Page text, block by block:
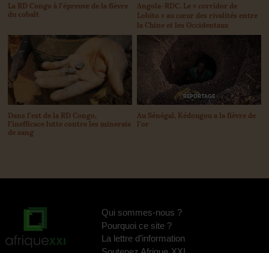
La RD Congo à l’épreuve de la fièvre
du cobalt
Angola-RDC. Le « corridor de
Lobito » au cœur des rivalités entre
la Chine et les Occidentaux
Dans l’est de la RD Congo,
l’inefficace lutte contre les minerais
de sang
REPORTAGE
Au Sénégal, Kédougou a la fièvre de
l’or
Qui sommes-nous ?
Pourquoi ce site ?
La lettre d’information